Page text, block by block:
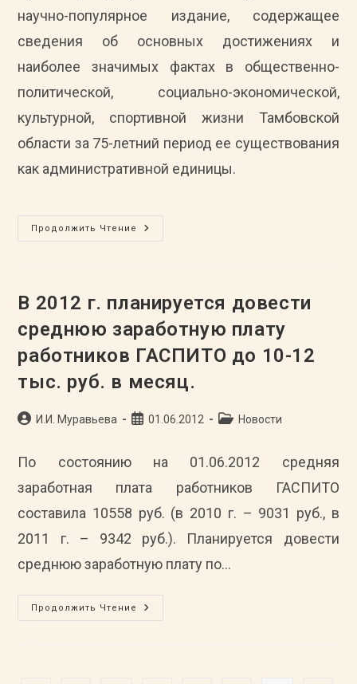
научно-популярное издание, содержащее
сведения об основных достижениях и
наиболее значимых фактах в общественно-
политической, социально-экономической,
культурной, спортивной жизни Тамбовской
области за 75-летний период ее существования
как административной единицы.
Продолжить Чтение
Архивистами
ГАСПИТО
Хроника
Событий.
1937-
2012
В 2012 г. планируется довести
среднюю заработную плату
работников ГАСПИТО до 10-12
тыс. руб. в месяц.
АвторИ.И. Муравьева
Запись01.06.2012
РубрикаНовости
По состоянию на 01.06.2012 средняя
заработная плата работников ГАСПИТО
составила 10558 руб. (в 2010 г. – 9031 руб., в
2011 г. – 9342 руб.). Планируется довести
среднюю заработную плату по…
Продолжить Чтение
В
2012